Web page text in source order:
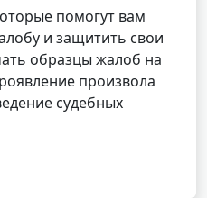
помогут вам
и защитить свои
образцы жалоб на
произвола
судебных